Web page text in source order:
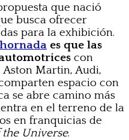
que nació
busca ofrecer
para la exhibición.
es que las
con
Martin, Audi,
espacio con
se abre camino más
en el terreno de la
en franquicias de
the Universe.